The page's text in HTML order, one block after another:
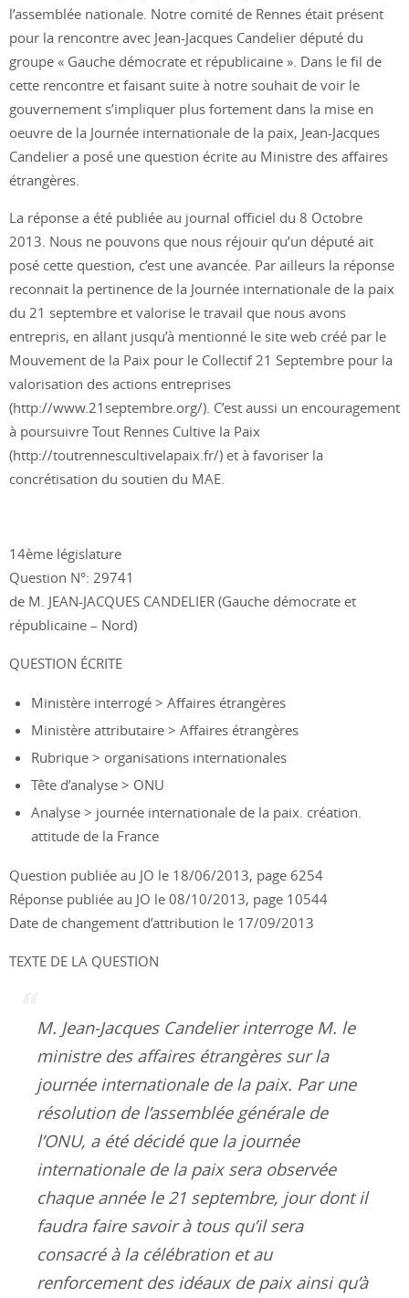
l’assemblée nationale. Notre comité de Rennes était présent
pour la rencontre avec Jean-Jacques Candelier député du
groupe « Gauche démocrate et républicaine ». Dans le fil de
cette rencontre et faisant suite à notre souhait de voir le
gouvernement s’impliquer plus fortement dans la mise en
oeuvre de la Journée internationale de la paix, Jean-Jacques
Candelier a posé une question écrite au Ministre des affaires
étrangères.
La réponse a été publiée au journal officiel du 8 Octobre
2013. Nous ne pouvons que nous réjouir qu’un député ait
posé cette question, c’est une avancée. Par ailleurs la réponse
reconnait la pertinence de la Journée internationale de la paix
du 21 septembre et valorise le travail que nous avons
entrepris, en allant jusqu’à mentionné le site web créé par le
Mouvement de la Paix pour le Collectif 21 Septembre pour la
valorisation des actions entreprises
(http://www.21septembre.org/). C’est aussi un encouragement
à poursuivre Tout Rennes Cultive la Paix
(http://toutrennescultivelapaix.fr/) et à favoriser la
concrétisation du soutien du MAE.
14ème législature
Question N°: 29741
de M. JEAN-JACQUES CANDELIER (Gauche démocrate et
républicaine – Nord)
QUESTION ÉCRITE
Ministère interrogé > Affaires étrangères
Ministère attributaire > Affaires étrangères
Rubrique > organisations internationales
Tête d’analyse > ONU
Analyse > journée internationale de la paix. création.
attitude de la France
Question publiée au JO le 18/06/2013, page 6254
Réponse publiée au JO le 08/10/2013, page 10544
Date de changement d’attribution le 17/09/2013
TEXTE DE LA QUESTION
M. Jean-Jacques Candelier interroge M. le
ministre des affaires étrangères sur la
journée internationale de la paix. Par une
résolution de l’assemblée générale de
l’ONU, a été décidé que la journée
internationale de la paix sera observée
chaque année le 21 septembre, jour dont il
faudra faire savoir à tous qu’il sera
consacré à la célébration et au
renforcement des idéaux de paix ainsi qu’à